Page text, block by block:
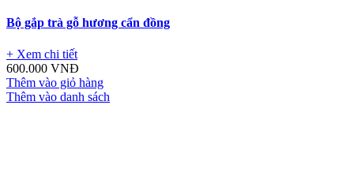
Bộ gắp trà gỗ hương cẩn đồng
+ Xem chi tiết
600.000 VNĐ
Thêm vào giỏ hàng
Thêm vào danh sách